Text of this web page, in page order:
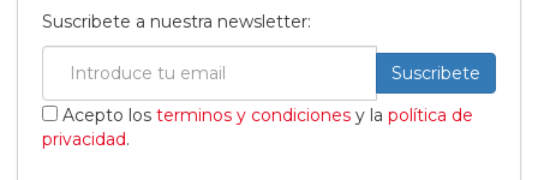
Suscribete a nuestra newsletter:
Suscribete
Acepto los terminos y condiciones y la política de
privacidad.